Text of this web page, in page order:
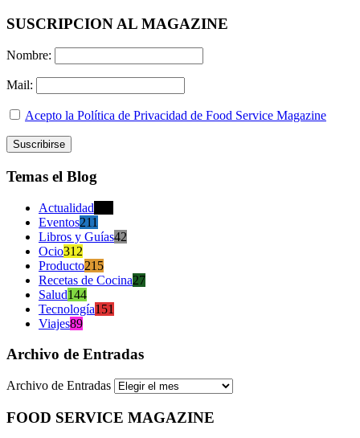
SUSCRIPCION AL MAGAZINE
Nombre:
Mail:
Acepto la Política de Privacidad de Food Service Magazine
Temas el Blog
Actualidad
Eventos211
Libros y Guías42
Ocio312
Producto215
Recetas de Cocina27
Salud144
Tecnología151
Viajes89
Archivo de Entradas
Archivo de Entradas
FOOD SERVICE MAGAZINE